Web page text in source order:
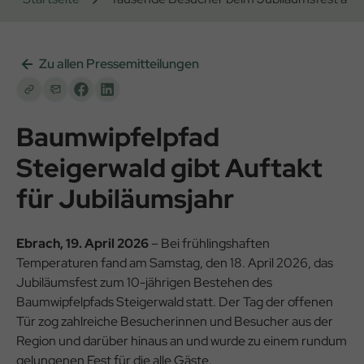
Zu allen Pressemitteilungen
Baumwipfelpfad
Steigerwald gibt Auftakt
für Jubiläumsjahr
Ebrach, 19. April 2026– Bei frühlingshaften
Temperaturen fand am Samstag, den 18. April 2026, das
Jubiläumsfest zum 10-jährigen Bestehen des
Baumwipfelpfads Steigerwald statt. Der Tag der offenen
Tür zog zahlreiche Besucherinnen und Besucher aus der
Region und darüber hinaus an und wurde zu einem rundum
gelungenen Fest für die alle Gäste.